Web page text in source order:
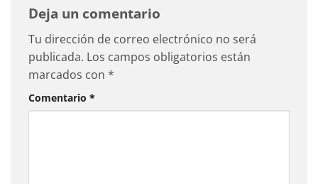
Deja un comentario
Tu dirección de correo electrónico no será
publicada. Los campos obligatorios están
marcados con *
Comentario *